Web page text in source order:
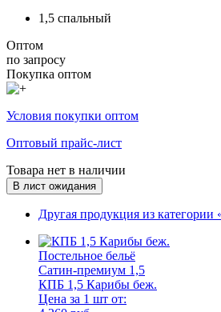
1,5 спальный
Оптом
по запросу
Покупка оптом
Условия покупки оптом
Оптовый прайс-лист
Товара нет в наличии
В лист ожидания
Другая продукция из
Постельное бельё
Сатин-премиум 1,5
КПБ 1,5 Карибы беж.
Цена за 1 шт от: